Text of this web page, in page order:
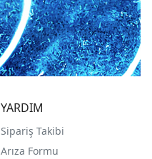
YARDIM
Sipariş Takibi
Arıza Formu